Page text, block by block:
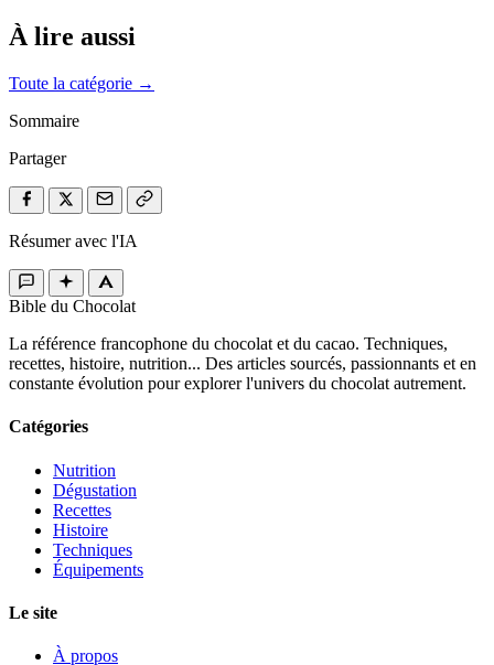
À lire aussi
Toute la catégorie →
Sommaire
Partager
Résumer avec l'IA
Bible du Chocolat
La référence francophone du chocolat et du cacao. Techniques,
recettes, histoire, nutrition... Des articles sourcés, passionnants et en
constante évolution pour explorer l'univers du chocolat autrement.
Catégories
Nutrition
Dégustation
Recettes
Histoire
Techniques
Équipements
Le site
À propos